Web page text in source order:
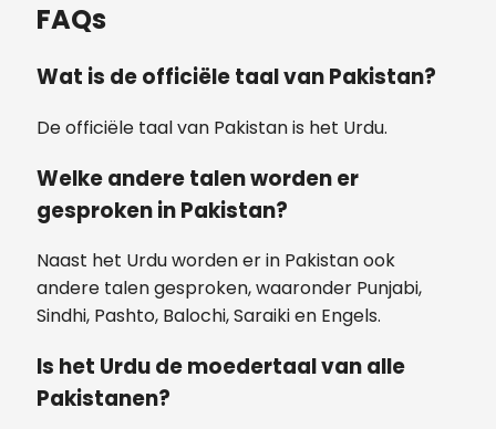
FAQs
Wat is de officiële taal van Pakistan?
De officiële taal van Pakistan is het Urdu.
Welke andere talen worden er
gesproken in Pakistan?
Naast het Urdu worden er in Pakistan ook
andere talen gesproken, waaronder Punjabi,
Sindhi, Pashto, Balochi, Saraiki en Engels.
Is het Urdu de moedertaal van alle
Pakistanen?